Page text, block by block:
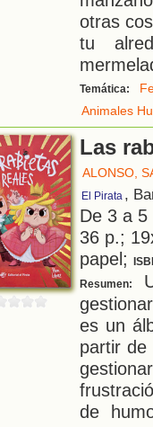
otras
tu
Temática:
Animales
Las
ALONSO,
El Pirata ,
De 3 a
36 p.;
papel;
Resumen:
es un
partir de
de